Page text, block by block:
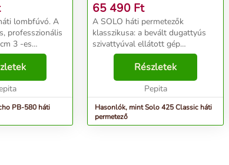
lombfúvó. A
professzionális
3 -es
a
és
PB-580 háti
65 490 Ft
A SOLO háti permetezők
klasszikusa: a bevált dugattyús
szivattyúval ellátott gép
megbízhatóan juttatja ki a kertben
a növényvédőszert vagy
kártevőirtószert. A kevés
kopóalkatrész és a kiforrott
Részletek
Pepita
Hasonlók, mint Solo 425 Classic háti
permetező